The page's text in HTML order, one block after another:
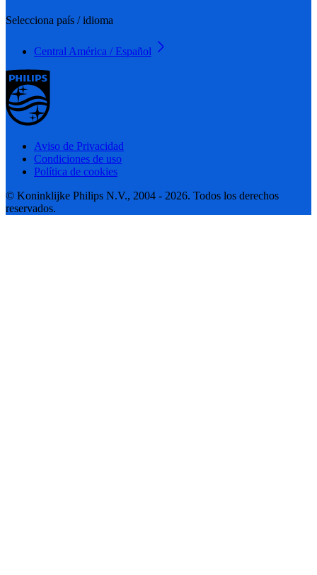
Selecciona país / idioma
Central América / Español
Aviso de Privacidad
Condiciones de uso
Política de cookies
© Koninklijke Philips N.V., 2004 - 2026. Todos los derechos
reservados.